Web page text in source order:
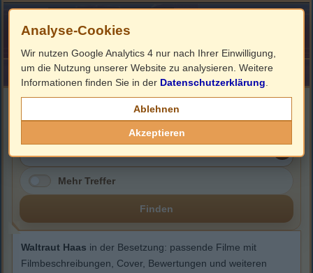
HOME ImpressumLinks
Waltraut Haas
Mehr Treffer
Finden
Waltraut Haas in der Besetzung: passende Filme mit
Filmbeschreibungen, Cover, Bewertungen und weiteren
Analyse-Cookies
Wir nutzen Google Analytics 4 nur nach Ihrer Einwilligung,
um die Nutzung unserer Website zu analysieren. Weitere
Informationen finden Sie in der Datenschutzerklärung
Ablehnen
Akzeptieren